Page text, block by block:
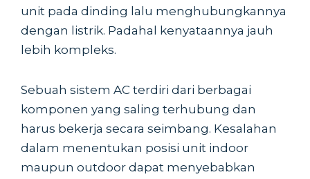
unit pada dinding lalu menghubungkannya
dengan listrik. Padahal kenyataannya jauh
lebih kompleks.
Sebuah sistem AC terdiri dari berbagai
komponen yang saling terhubung dan
harus bekerja secara seimbang. Kesalahan
dalam menentukan posisi unit indoor
maupun outdoor dapat menyebabkan